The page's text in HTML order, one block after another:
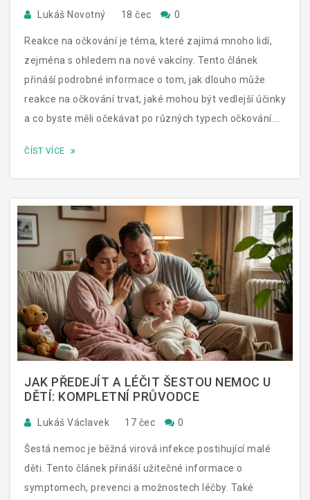
Lukáš Novotný 18 čec 0
Reakce na očkování je téma, které zajímá mnoho lidí,
zejména s ohledem na nové vakcíny. Tento článek
přináší podrobné informace o tom, jak dlouho může
reakce na očkování trvat, jaké mohou být vedlejší účinky
a co byste měli očekávat po různých typech očkování.
porozumět tomuto procesu.
ČÍST VÍCE
JAK PŘEDEJÍT A LÉČIT ŠESTOU NEMOC U
DĚTÍ: KOMPLETNÍ PRŮVODCE
Lukáš Václavek 17 čec 0
Šestá nemoc je běžná virová infekce postihující malé
děti. Tento článek přináší užitečné informace o
symptomech, prevenci a možnostech léčby. Také